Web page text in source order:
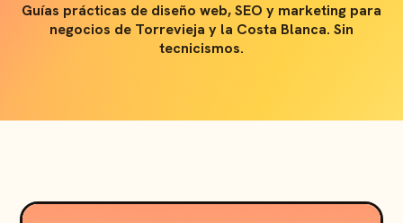
Guías prácticas de diseño web, SEO y marketing para
negocios de Torrevieja y la Costa Blanca. Sin
tecnicismos.